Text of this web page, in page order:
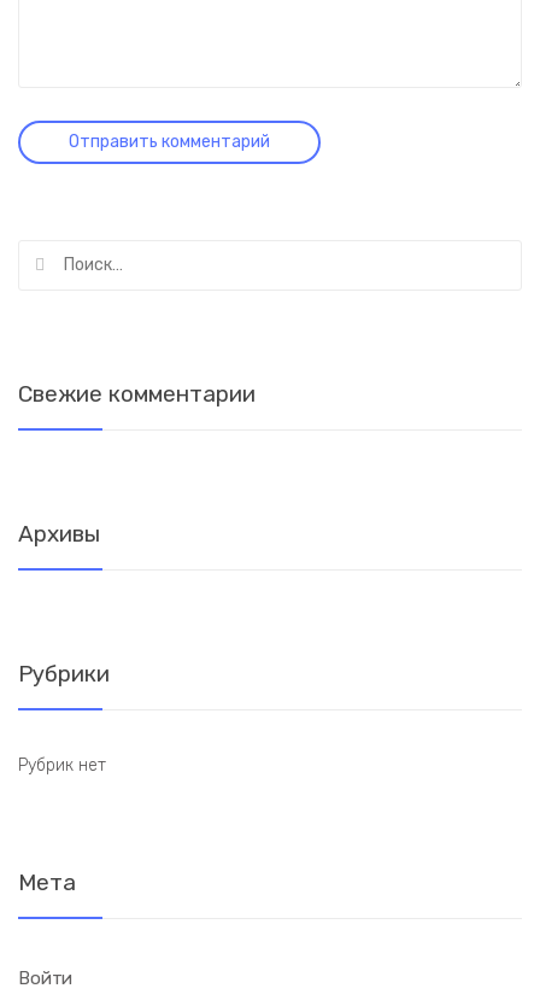
Свежие комментарии
Архивы
Рубрики
Рубрик нет
Мета
Войти